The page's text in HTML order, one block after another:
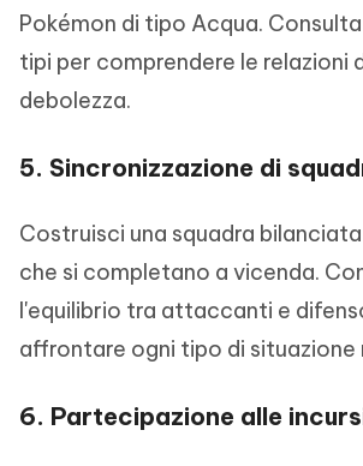
Pokémon di tipo Acqua.
tipi per comprendere le relazioni
debolezza.
5. Sincronizzazione di
Costruisci una squadra
che si completano a vicenda.
l'equilibrio tra attaccanti e
affrontare ogni tipo di situazione
6. Partecipazione alle